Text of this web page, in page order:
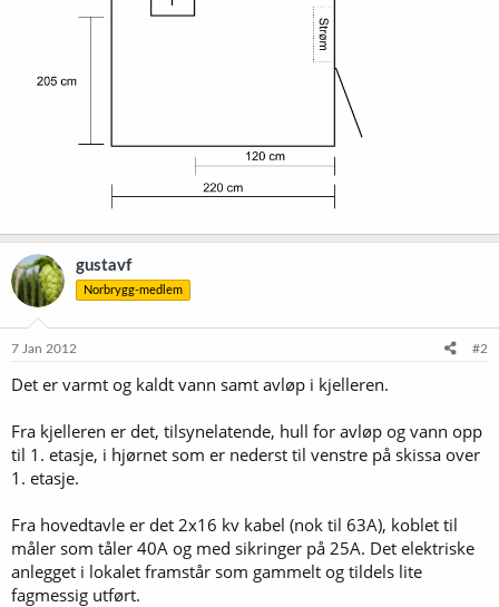
gustavf
Norbrygg-medlem
7 Jan 2012 #2
Det er varmt og kaldt vann samt avløp i kjelleren.
Fra kjelleren er det, tilsynelatende, hull for avløp og vann opp
til 1. etasje, i hjørnet som er nederst til venstre på skissa over
1. etasje.
Fra hovedtavle er det 2x16 kv kabel (nok til 63A), koblet til
måler som tåler 40A og med sikringer på 25A. Det elektriske
anlegget i lokalet framstår som gammelt og tildels lite
fagmessig utført.